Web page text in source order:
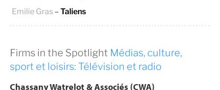
Emilie Gras – Taliens
Firms in the Spotlight Médias, culture,
sport et loisirs: Télévision et radio
Chassany Watrelot & Associés (CWA)